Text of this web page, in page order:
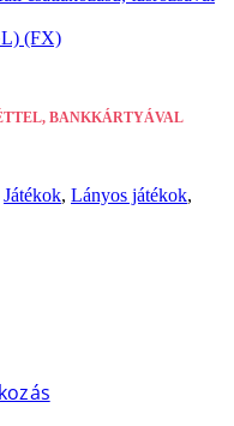
(FX)
BANKKÁRTYÁVAL
Játékok, Lányos játékok,